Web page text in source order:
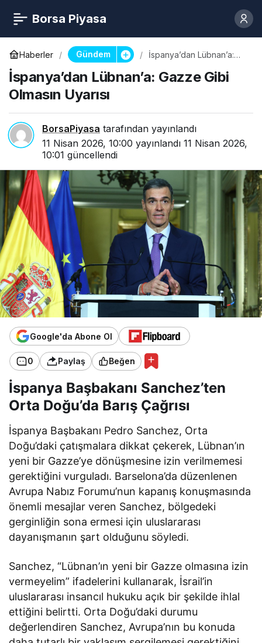
Borsa Piyasa
Haberler Gündem
İspanya’dan Lübnan’a:
Uyarısı
İspanya’dan Lübnan’a: Gazze Gibi
Olmasın Uyarısı
BorsaPiyasa tarafından yayınlandı
11 Nisan 2026, 10:00 yayınlandı 11 Nisan 2026,
10:01 güncellendi
Google'da Abone Ol
0 Paylaş Beğen
İspanya Başbakanı Sanchez’ten
Orta Doğu’da Barış Çağrısı
İspanya Başbakanı Pedro Sanchez, Orta
Doğu’daki çatışmalara dikkat çekerek, Lübnan’ın
yeni bir Gazze’ye dönüşmesine izin verilmemesi
gerektiğini vurguladı. Barselona’da düzenlenen
Avrupa Nabız Forumu’nun kapanış konuşmasında
önemli mesajlar veren Sanchez, bölgedeki
gerginliğin sona ermesi için uluslararası
dayanışmanın şart olduğunu söyledi.
Sanchez, “Lübnan’ın yeni bir Gazze olmasına izin
vermeyelim” ifadelerini kullanarak, İsrail’in
uluslararası insancıl hukuku açık bir şekilde ihlal
ettiğini belirtti. Orta Doğu’daki durumu
değerlendiren Sanchez, Avrupa’nın bu konuda